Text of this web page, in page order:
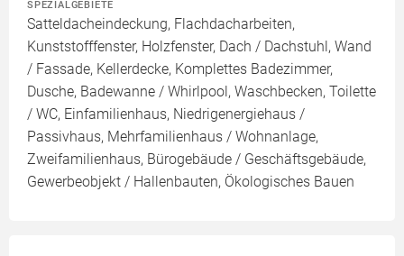
SPEZIALGEBIETE
Satteldacheindeckung, Flachdacharbeiten,
Kunststofffenster, Holzfenster, Dach / Dachstuhl, Wand
/ Fassade, Kellerdecke, Komplettes Badezimmer,
Dusche, Badewanne / Whirlpool, Waschbecken, Toilette
/ WC, Einfamilienhaus, Niedrigenergiehaus /
Passivhaus, Mehrfamilienhaus / Wohnanlage,
Zweifamilienhaus, Bürogebäude / Geschäftsgebäude,
Gewerbeobjekt / Hallenbauten, Ökologisches Bauen